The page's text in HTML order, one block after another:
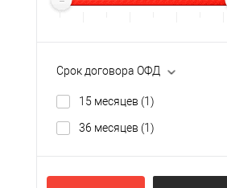
Срок договора ОФД
15 месяцев (1)
36 месяцев (1)